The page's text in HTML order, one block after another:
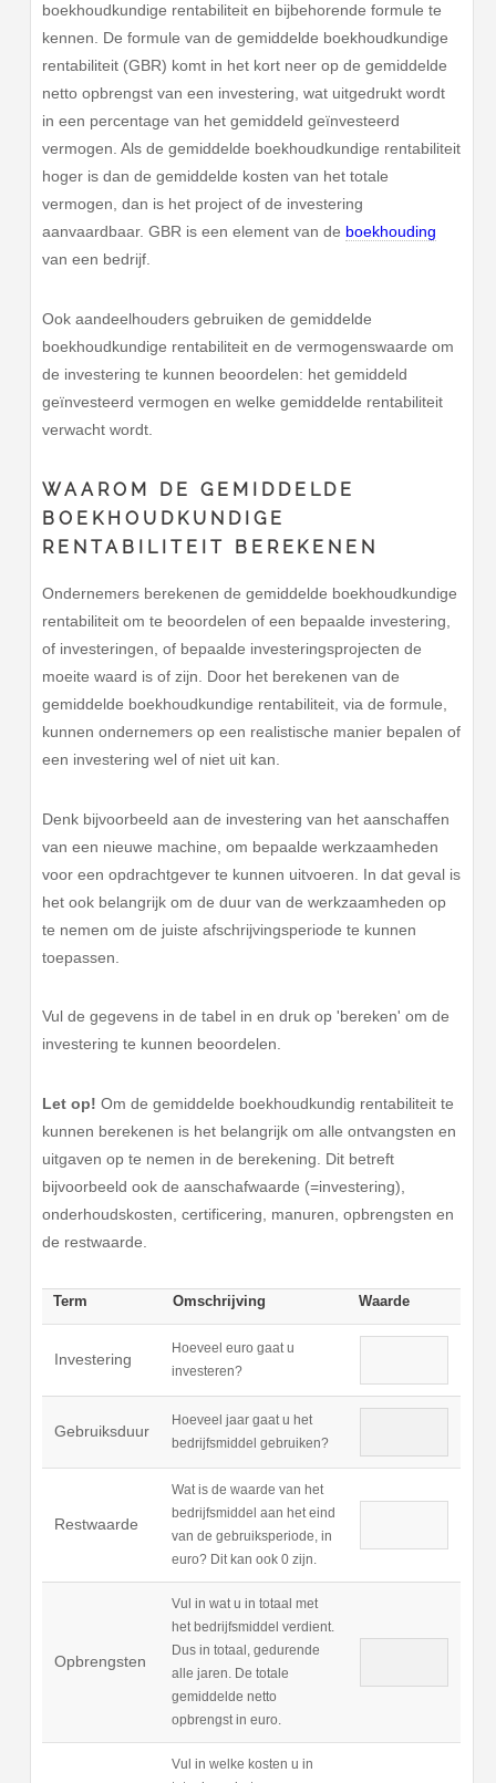
boekhoudkundige rentabiliteit en bijbehorende formule te
kennen. De formule van de gemiddelde boekhoudkundige
rentabiliteit (GBR) komt in het kort neer op de gemiddelde
netto opbrengst van een investering, wat uitgedrukt wordt
in een percentage van het gemiddeld geïnvesteerd
vermogen. Als de gemiddelde boekhoudkundige rentabiliteit
hoger is dan de gemiddelde kosten van het totale
vermogen, dan is het project of de investering
aanvaardbaar. GBR is een element van de boekhouding
van een bedrijf.
Ook aandeelhouders gebruiken de gemiddelde
boekhoudkundige rentabiliteit en de vermogenswaarde om
de investering te kunnen beoordelen: het gemiddeld
geïnvesteerd vermogen en welke gemiddelde rentabiliteit
verwacht wordt.
WAAROM DE GEMIDDELDE
BOEKHOUDKUNDIGE
RENTABILITEIT BEREKENEN
Ondernemers berekenen de gemiddelde boekhoudkundige
rentabiliteit om te beoordelen of een bepaalde investering,
of investeringen, of bepaalde investeringsprojecten de
moeite waard is of zijn. Door het berekenen van de
gemiddelde boekhoudkundige rentabiliteit, via de formule,
kunnen ondernemers op een realistische manier bepalen of
een investering wel of niet uit kan.
Denk bijvoorbeeld aan de investering van het aanschaffen
van een nieuwe machine, om bepaalde werkzaamheden
voor een opdrachtgever te kunnen uitvoeren. In dat geval is
het ook belangrijk om de duur van de werkzaamheden op
te nemen om de juiste afschrijvingsperiode te kunnen
toepassen.
Vul de gegevens in de tabel in en druk op 'bereken' om de
investering te kunnen beoordelen.
Let op! Om de gemiddelde boekhoudkundig rentabiliteit te
kunnen berekenen is het belangrijk om alle ontvangsten en
uitgaven op te nemen in de berekening. Dit betreft
bijvoorbeeld ook de aanschafwaarde (=investering),
onderhoudskosten, certificering, manuren, opbrengsten en
de restwaarde.
Term Omschrijving Waarde
Investering
Hoeveel euro gaat u
investeren?
Gebruiksduur
Hoeveel jaar gaat u het
bedrijfsmiddel gebruiken?
Restwaarde
Wat is de waarde van het
bedrijfsmiddel aan het eind
van de gebruiksperiode, in
euro? Dit kan ook 0 zijn.
Opbrengsten
Vul in wat u in totaal met
het bedrijfsmiddel verdient.
Dus in totaal, gedurende
alle jaren. De totale
gemiddelde netto
opbrengst in euro.
Vul in welke kosten u in